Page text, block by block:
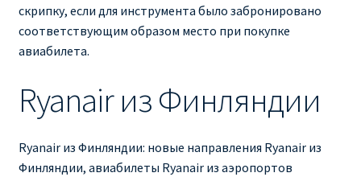
скрипку, если для инструмента было забронировано
соответствующим образом место при покупке
авиабилета.
Ryanair из Финляндии
Ryanair из Финляндии: новые направления Ryanair из
Финляндии, авиабилеты Ryanair из аэропортов